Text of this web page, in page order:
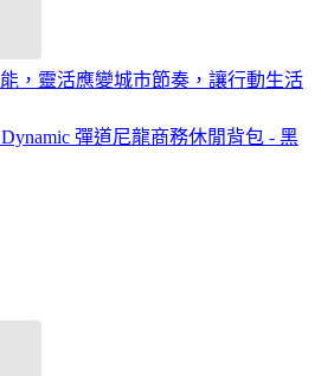
，靈活應變城市節奏，讓行動生活
彈道尼龍商務休閒背包 - 黑